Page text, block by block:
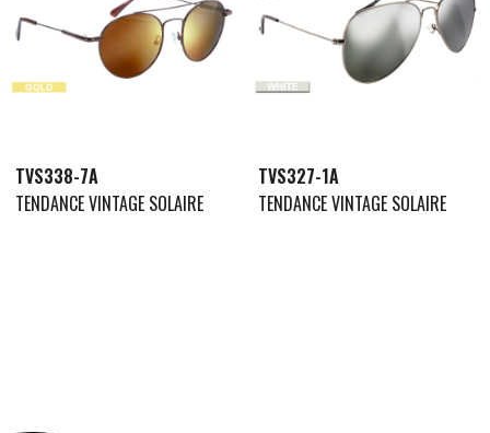
TVS338-7A
TENDANCE VINTAGE SOLAIRE
TVS327-1A
TENDANCE VINTAGE SOLAIRE